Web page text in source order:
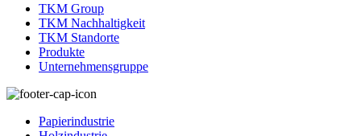
TKM Group
TKM Nachhaltigkeit
TKM Standorte
Produkte
Unternehmensgruppe
Papierindustrie